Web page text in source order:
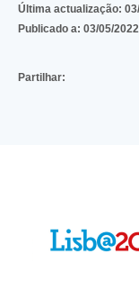
Última actualização:
Publicado a: 03/05/2022
Partilhar: